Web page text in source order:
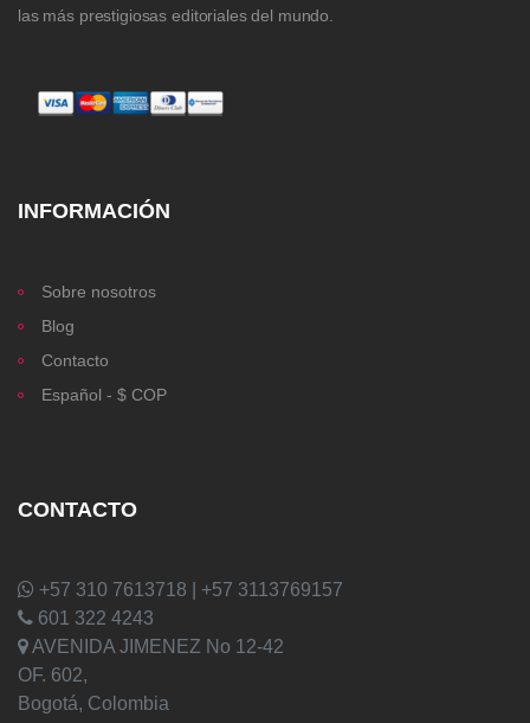
las más prestigiosas editoriales del mundo.
INFORMACIÓN
Sobre nosotros
Blog
Contacto
Español - $ COP
CONTACTO
+57 310 7613718 | +57 3113769157
601 322 4243
AVENIDA JIMENEZ No 12-42
OF. 602,
Bogotá, Colombia